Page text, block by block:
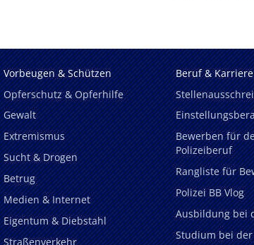
Vorbeugen & Schützen
Opferschutz & Opferhilfe
Gewalt
Extremismus
Sucht & Drogen
Betrug
Medien & Internet
Eigentum & Diebstahl
Straßenverkehr
Beruf & Karriere
Bewerben für
Polizeiberuf
Rangliste für
Polizei BB Vlog
Ausbildung bei
Studium bei der